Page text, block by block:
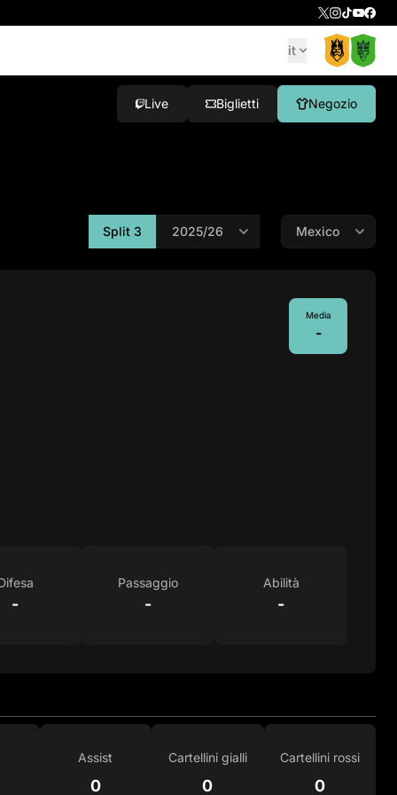
it
Live Biglietti Negozio
Split 3
Media
-
-
Passaggio
-
Abilità
-
Assist
0
Cartellini gialli
0
Cartellini rossi
0